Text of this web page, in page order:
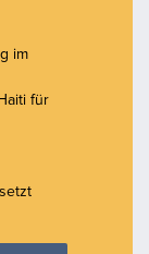
im
für